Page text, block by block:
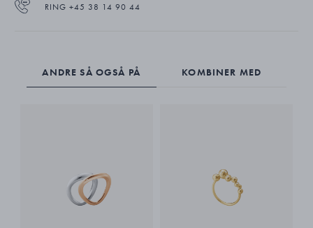
RING +45 38 14 90 44
ANDRE SÅ OGSÅ PÅ KOMBINER MED